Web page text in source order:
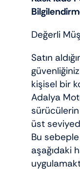
Değerli
Satın
kişisel bir
Adalya
sürücülerin
üst
Bu
aşağıdaki